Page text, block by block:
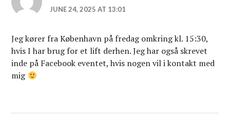
JUNE 24, 2025 AT 13:01
Jeg kører fra København på fredag omkring kl. 15:30,
hvis I har brug for et lift derhen. Jeg har også skrevet
inde på Facebook eventet, hvis nogen vil i kontakt med
mig